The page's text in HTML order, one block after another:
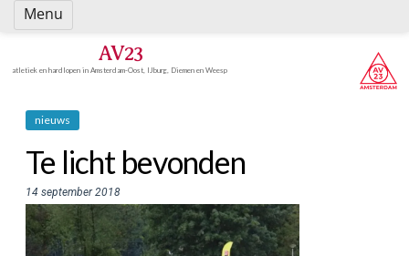
Spring
naar
AV23
atletiek en hardlopen in Amsterdam-Oost, IJburg, Diemen en Weesp
nieuws
Te licht bevonden
14 september 2018
Menu